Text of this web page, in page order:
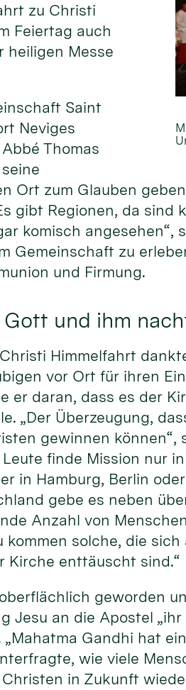
zu Christi
Feiertag auch
heiligen Messe
Saint
Neviges
Thomas
Ort zum Glauben
gibt Regionen, da sind
komisch angesehen“,
Gemeinschaft zu
und Firmung.
und ihm
Himmelfahrt
vor Ort für ihren
er daran, dass es der
„Der Überzeugung,
gewinnen können“,
finde Mission nur
in Hamburg, Berlin
gebe es neben
Anzahl von
kommen solche, die
Kirche enttäuscht sind.“
geworden
Jesu an die Apostel
Gandhi hat
wie viele
in Zukunft